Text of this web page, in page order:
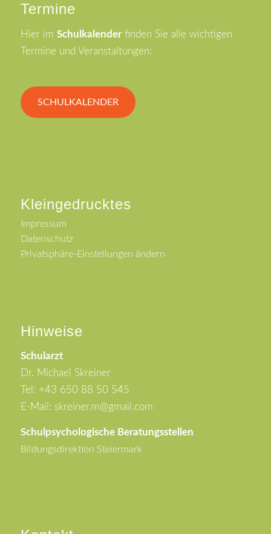
Termine
Hier im Schulkalenderfinden Sie alle wichtigen
Termine und Veranstaltungen:
SCHULKALENDER
Kleingedrucktes
Impressum
Datenschutz
Privatsphäre-Einstellungen ändern
Hinweise
Schularzt
Dr. Michael Skreiner
Tel: +43 650 88 50 545
E-Mail: skreiner.m@gmail.com
Schulpsychologische Beratungsstellen
Bildungsdirektion Steiermark